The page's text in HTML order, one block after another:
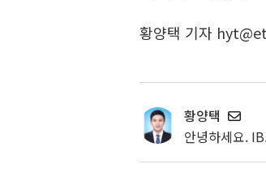
황양택 기자
황양택
안녕하세요.